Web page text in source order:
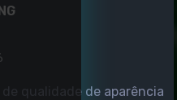
qualidade de aparência